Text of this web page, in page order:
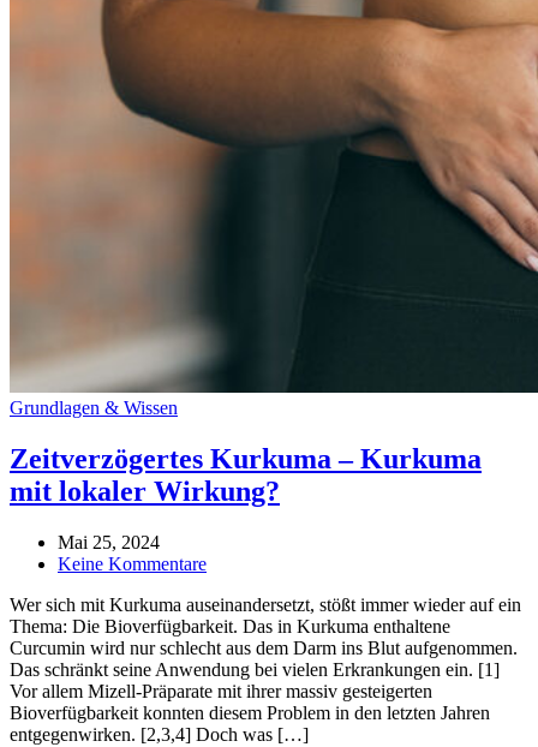
Grundlagen & Wissen
Zeitverzögertes Kurkuma – Kurkuma
mit lokaler Wirkung?
Mai 25, 2024
Keine Kommentare
Wer sich mit Kurkuma auseinandersetzt, stößt immer wieder auf ein
Thema: Die Bioverfügbarkeit. Das in Kurkuma enthaltene
Curcumin wird nur schlecht aus dem Darm ins Blut aufgenommen.
Das schränkt seine Anwendung bei vielen Erkrankungen ein. [1]
Vor allem Mizell-Präparate mit ihrer massiv gesteigerten
Bioverfügbarkeit konnten diesem Problem in den letzten Jahren
entgegenwirken. [2,3,4] Doch was […]